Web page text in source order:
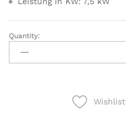
MTD
96,
7,5
Quantity:
Wishlist